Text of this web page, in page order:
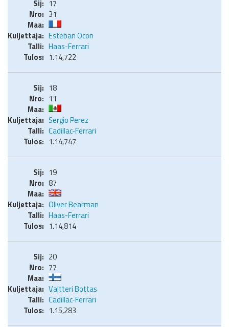
17
31
Esteban Ocon
Haas-Ferrari
1.14,722
18
11
Sergio Perez
Cadillac-Ferrari
1.14,747
19
87
Oliver Bearman
Haas-Ferrari
1.14,814
20
77
Valtteri Bottas
Cadillac-Ferrari
1.15,283